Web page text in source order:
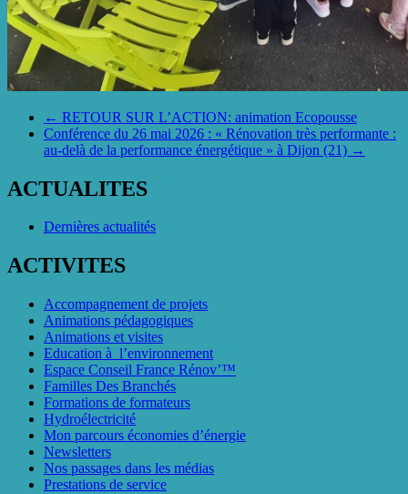
← RETOUR SUR L’ACTION: animation Ecopousse
Conférence du 26 mai 2026 : « Rénovation très performante :
au-delà de la performance énergétique » à Dijon (21) →
ACTUALITES
Dernières actualités
ACTIVITES
Accompagnement de projets
Animations pédagogiques
Animations et visites
Education à l’environnement
Espace Conseil France Rénov’™
Familles Des Branchés
Formations de formateurs
Hydroélectricité
Mon parcours économies d’énergie
Newsletters
Nos passages dans les médias
Prestations de service